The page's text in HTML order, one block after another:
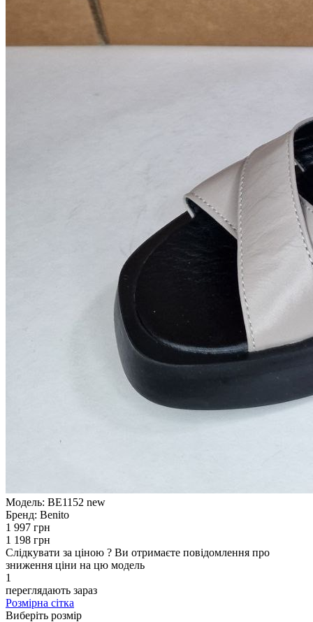
Модель: BE1152 new
Бренд: Benito
1 997 грн
1 198 грн
Слідкувати за ціною ? Ви отримаєте повідомлення про
зниження ціни на цю модель
1
переглядають зараз
Розмірна сітка
Виберіть розмір